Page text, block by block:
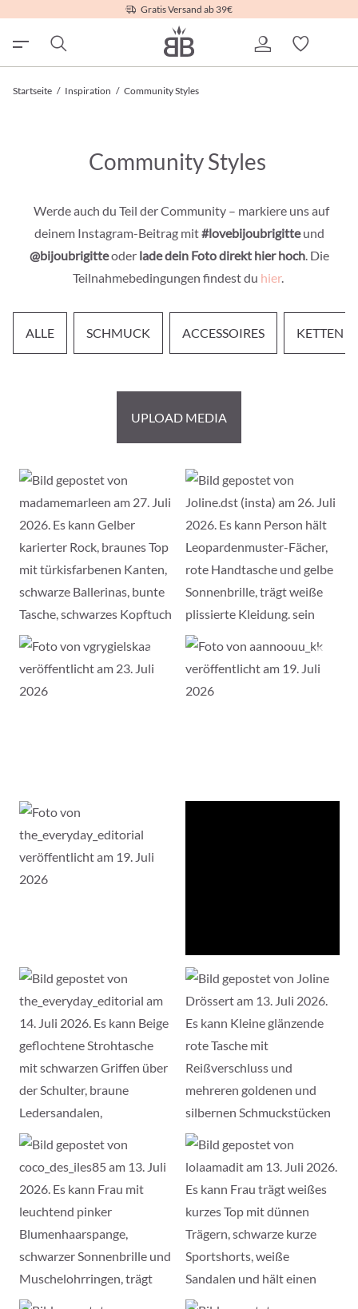
Gratis Versand ab 39€
Startseite / Inspiration / Community Styles
Community Styles
Werde auch du Teil der Community – markiere uns auf
deinem Instagram-Beitrag mit#lovebijoubrigitteund
@bijoubrigitteoderlade dein Foto direkt hier hoch. Die
Teilnahmebedingungen findest du hier.
ALLE SCHMUCK ACCESSOIRES KETTEN
UPLOAD MEDIA